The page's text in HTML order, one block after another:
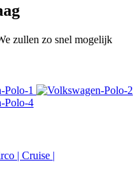
zullen zo snel mogelijk
| Cruise |